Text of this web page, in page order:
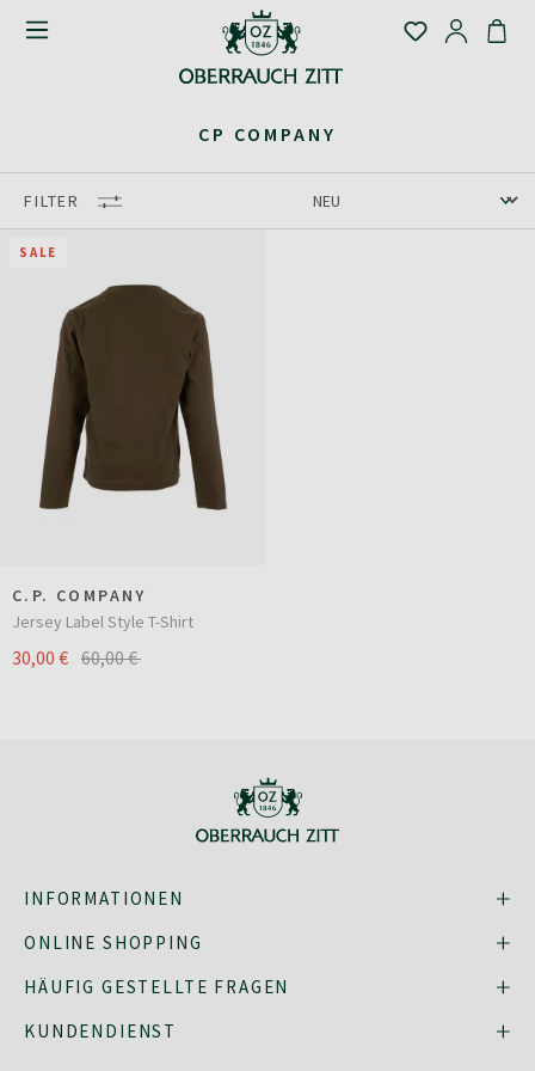
CP COMPANY
FILTER
SALE
C.P. COMPANY
Jersey Label Style T-Shirt
30,00 € 60,00 €
INFORMATIONEN
ONLINE SHOPPING
HÄUFIG GESTELLTE FRAGEN
KUNDENDIENST